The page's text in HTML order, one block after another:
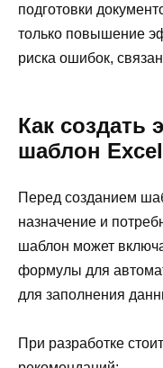
подготовки
только повышение
риска ошибок,
Как
шаблон Excel
Перед созданием
назначение и
шаблон может
формулы для
для заполнения
При разработке